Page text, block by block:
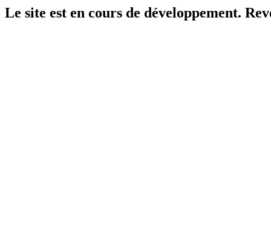
Le site est en cours de développement.